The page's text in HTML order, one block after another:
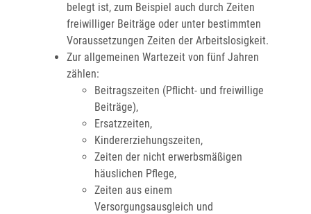
belegt ist, zum Beispiel auch durch Zeiten
freiwilliger Beiträge oder unter bestimmten
Voraussetzungen Zeiten der Arbeitslosigkeit.
Zur allgemeinen Wartezeit von fünf Jahren
zählen:
Beitragszeiten (Pflicht- und freiwillige
Beiträge),
Ersatzzeiten,
Kindererziehungszeiten,
Zeiten der nicht erwerbsmäßigen
häuslichen Pflege,
Zeiten aus einem
Versorgungsausgleich und